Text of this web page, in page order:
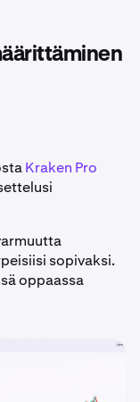
Kraken Pro
sopivaksi.
oppaassa